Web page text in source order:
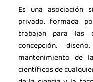
Es una asociación
privado, formada
trabajan para las
concepción,
mantenimiento de
científicos de